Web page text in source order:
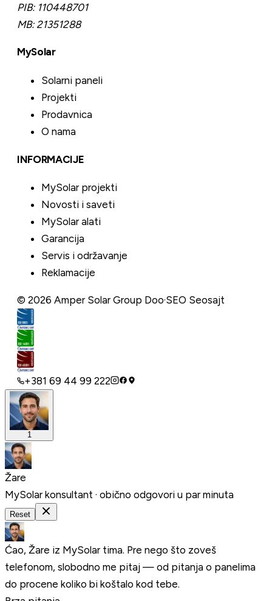
PIB: 110448701
MB: 21351288
MySolar
Solarni paneli
Projekti
Prodavnica
O nama
INFORMACIJE
MySolar projekti
Novosti i saveti
MySolar alati
Garancija
Servis i održavanje
Reklamacije
© 2026 Amper Solar Group Doo·SEO Seosajt
+381 69 44 99 222
1
Žare
MySolar konsultant · obično odgovori u par minuta
Reset
Ćao, Žare iz MySolar tima. Pre nego što zoveš
telefonom, slobodno me pitaj — od pitanja o panelima
do procene koliko bi koštalo kod tebe.